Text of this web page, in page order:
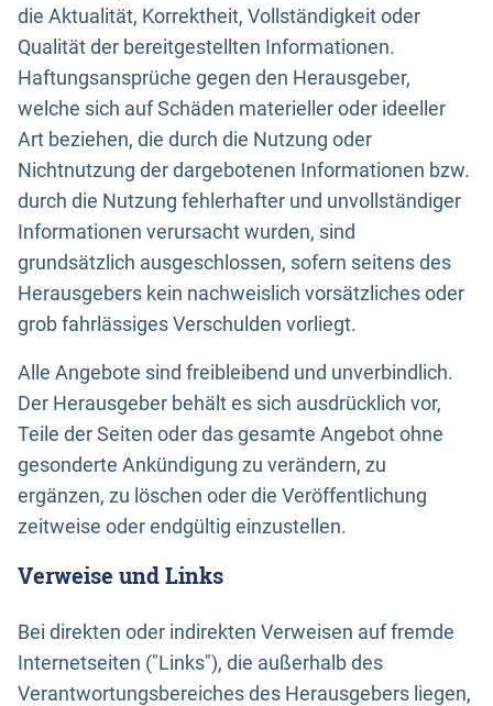
die Aktualität, Korrektheit, Vollständigkeit oder
Qualität der bereitgestellten Informationen.
Haftungsansprüche gegen den Herausgeber,
welche sich auf Schäden materieller oder ideeller
Art beziehen, die durch die Nutzung oder
Nichtnutzung der dargebotenen Informationen bzw.
durch die Nutzung fehlerhafter und unvollständiger
Informationen verursacht wurden, sind
grundsätzlich ausgeschlossen, sofern seitens des
Herausgebers kein nachweislich vorsätzliches oder
grob fahrlässiges Verschulden vorliegt.
Alle Angebote sind freibleibend und unverbindlich.
Der Herausgeber behält es sich ausdrücklich vor,
Teile der Seiten oder das gesamte Angebot ohne
gesonderte Ankündigung zu verändern, zu
ergänzen, zu löschen oder die Veröffentlichung
zeitweise oder endgültig einzustellen.
Verweise und Links
Bei direkten oder indirekten Verweisen auf fremde
Internetseiten ("Links"), die außerhalb des
Verantwortungsbereiches des Herausgebers liegen,